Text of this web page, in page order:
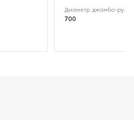
Диаметр джамбо-
700